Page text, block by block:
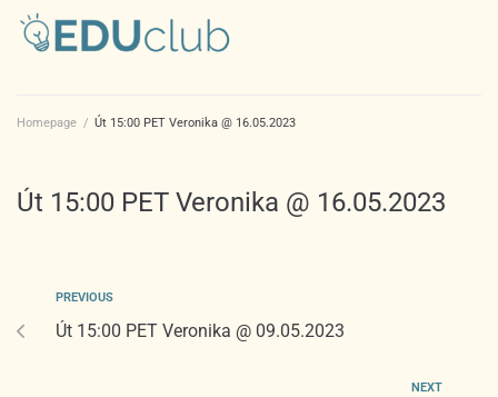
Homepage / Út 15:00 PET Veronika @ 16.05.2023
Út 15:00 PET Veronika @ 16.05.2023
PREVIOUS
Út 15:00 PET Veronika @ 09.05.2023
NEXT